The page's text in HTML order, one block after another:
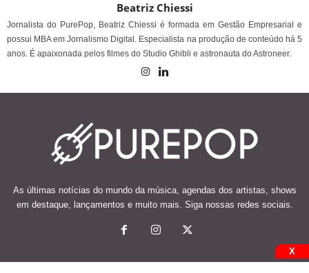
Beatriz Chiessi
Jornalista do PurePop, Beatriz Chiessi é formada em Gestão Empresarial e
possui MBA em Jornalismo Digital. Especialista na produção de conteúdo há 5
anos. É apaixonada pelos filmes do Studio Ghibli e astronauta do Astroneer.
As últimas notícias do mundo da música, agendas dos artistas, shows
em destaque, lançamentos e muito mais. Siga nossas redes sociais.
X